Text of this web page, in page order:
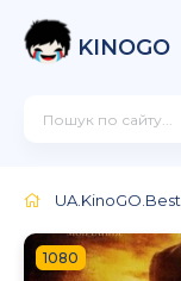
KINOGO
UA.KinoGO.Best
1080